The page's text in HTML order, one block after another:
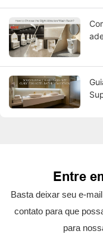
Entre
Basta deixar seu e-
contato para que
para